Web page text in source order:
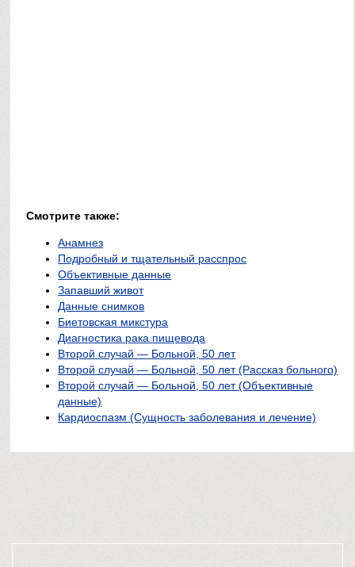
Смотрите также:
Анамнез
Подробный и тщательный расспрос
Объективные данные
Запавший живот
Данные снимков
Биетовская микстура
Диагностика рака пищевода
Второй случай — Больной, 50 лет
Второй случай — Больной, 50 лет (Рассказ больного)
Второй случай — Больной, 50 лет (Объективные
данные)
Кардиоспазм (Сущность заболевания и лечение)